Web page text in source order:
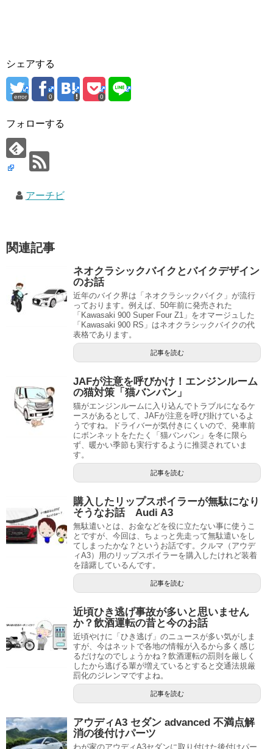
シェアする
error 0 0
フォローする
アーチビ
関連記事
ネオクラシックバイクとバイクデザイン
のお話
近年のバイク界は「ネオクラシックバイク」が流行
っております。例えば、50年前に発売された
「Kawasaki 900 Super Four Z1」をオマージュした
「Kawasaki 900 RS」はネオクラシックバイクの代
表格であります。
記事を読む
JAFが注意を呼びかけ！エンジンルーム
の猫対策「猫バンバン」
猫がエンジンルームに入り込んでトラブルになるケ
ースがあるとして、JAFが注意を呼び掛けているよ
うですね。ドライバーが気付きにくいので、発車前
にボンネットをたたく「猫バンバン」を冬に限ら
ず、暖かい季節も実行するように推奨されていま
す。
記事を読む
購入したリップスポイラーが無駄になり
そうなお話 Audi A3
無駄遣いとは、お金などを役に立たない事に使うこ
とですが、今回は、ちょっと先走って無駄遣いをし
てしまったかな？というお話です。クルマ（アウデ
ィA3）用のリップスポイラーを購入したけれど装着
を躊躇しているんです。
記事を読む
近頃ひき逃げ事故が多いと思いません
か？飲酒運転の昔と今のお話
近頃やけに「ひき逃げ」のニュースが多い気がしま
すが、今はネットで各地の情報が入るから多く感じ
るだけなのでしょうかね？飲酒運転の罰則を厳しく
したから逃げる輩が増えているとすると交通法規厳
罰化のジレンマですよね。
記事を読む
アウディA3 セダン advanced 不満点解
消の後付けパーツ
わが家のアウディA3セダンに取り付けた後付けパー